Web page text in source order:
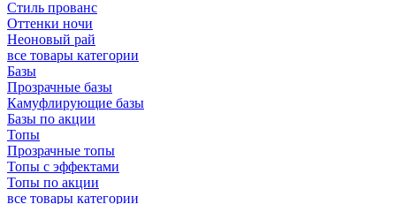
Стиль прованс
Оттенки ночи
Неоновый рай
все товары категории
Базы
Прозрачные базы
Камуфлирующие базы
Базы по акции
Топы
Прозрачные топы
Топы с эффектами
Топы по акции
все товары категории